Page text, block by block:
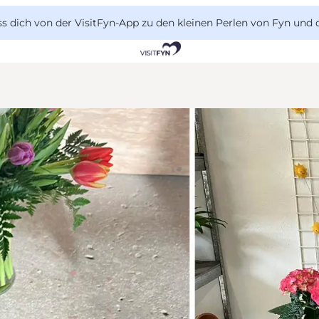
dich von der VisitFyn-App zu den kleinen Perlen von Fyn und